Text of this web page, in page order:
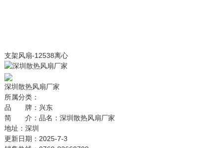
支架风扇-12538离心
深圳散热风扇厂家
所属分类：
品 牌： 兴东
简 介： 品名：深圳散热风扇厂家
地址：深圳
更新日期： 2025-7-3